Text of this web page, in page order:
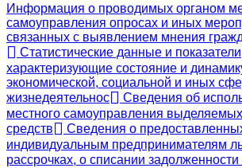
Информация о проводимых органом
самоуправления опросах и иных
связанных с выявлением мнения
Статистические данные и
характеризующие состояние и
экономической, социальной и иных
жизнедеятельнос
Сведения об
местного самоуправления
средств
Сведения о
индивидуальным предпринимателям
рассрочках, о списании